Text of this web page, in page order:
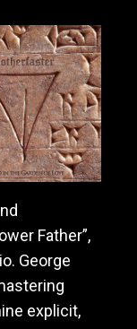
Father”,
George
explicit,